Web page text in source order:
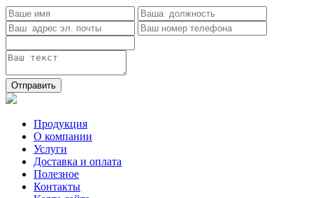
Отправить
Продукция
О компании
Услуги
Доставка и оплата
Полезное
Контакты